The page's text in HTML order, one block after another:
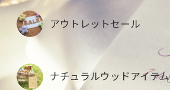
アウトレットセール
ナチュラルウッドアイテム